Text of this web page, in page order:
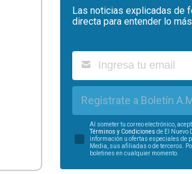
Las noticias explicadas de
directa para entender lo
Regístrate a Boletín
Al someter tu correo electrónico,
Términos y Condiciones de El Nuevo
información u ofertas especiales de
Media, sus afiliadas o de terceros.
boletines en cualquier momento.